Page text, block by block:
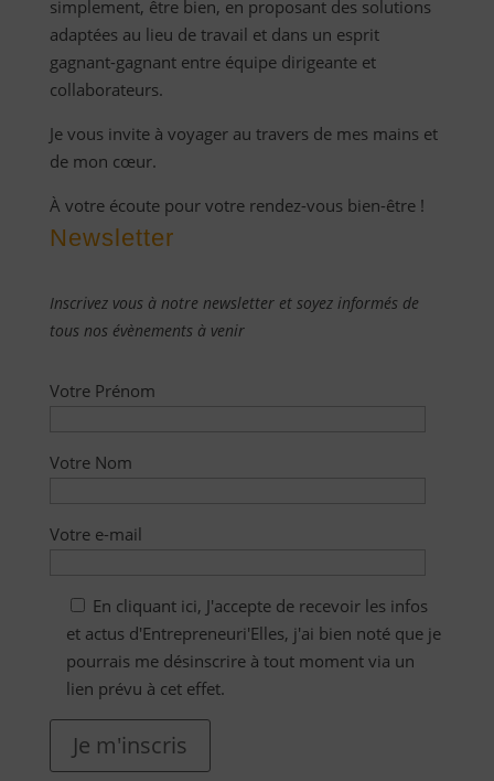
simplement, être bien, en proposant des solutions
adaptées au lieu de travail et dans un esprit
gagnant-gagnant entre équipe dirigeante et
collaborateurs.
Je vous invite à voyager au travers de mes mains et
de mon cœur.
À votre écoute pour votre rendez-vous bien-être !
Newsletter
Inscrivez vous à notre newsletter et soyez informés de
tous nos évènements à venir
Votre Prénom
Votre Nom
Votre e-mail
En cliquant ici, J'accepte de recevoir les infos
et actus d'Entrepreneuri'Elles, j'ai bien noté que je
pourrais me désinscrire à tout moment via un
lien prévu à cet effet.
Je m'inscris